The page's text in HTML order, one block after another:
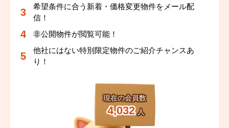
現在の会員数
4,032 人
希望条件に合う新着・価格変更物件をメール配
信！
非公開物件が閲覧可能！
他社にはない特別限定物件のご紹介チャンスあ
り！